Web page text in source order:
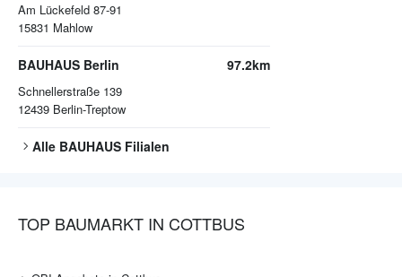
Am Lückefeld 87-91
15831 Mahlow
BAUHAUS Berlin
Schnellerstraße 139
12439 Berlin-Treptow
97.2km
Alle BAUHAUS Filialen
TOP BAUMARKT IN COTTBUS